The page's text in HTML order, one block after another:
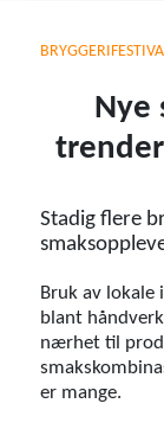
Nye
Stadig flere
Bruk av lokale
blant
nærhet til
er mange.